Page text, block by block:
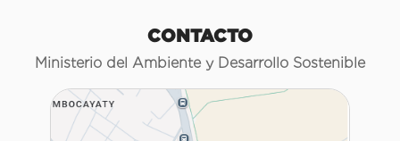
CONTACTO
Ministerio del Ambiente y Desarrollo Sostenible